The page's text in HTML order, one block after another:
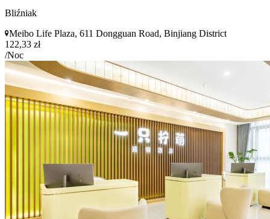
Bliźniak
Meibo Life Plaza, 611 Dongguan Road, Binjiang District
122,33 zł
/Noc